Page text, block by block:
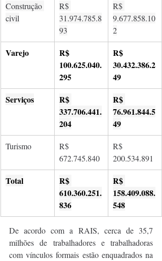
Construção
civil
R$
31.974.785.8
93
R$
9.677.858.10
2
Varejo
R$
100.625.040.
295
R$
30.432.386.2
49
Serviços
R$
337.706.441.
204
R$
76.961.844.5
49
Turismo
R$
672.745.840
R$
200.534.891
Total
R$
610.360.251.
836
R$
158.409.088.
548
De acordo com a RAIS, cerca de 35,7
milhões de trabalhadores e trabalhadoras
com vínculos formais estão enquadrados na